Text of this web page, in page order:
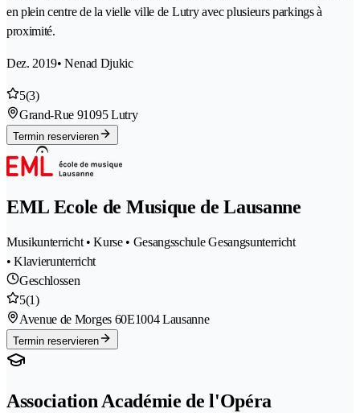
en plein centre de la vielle ville de Lutry avec plusieurs parkings à
proximité.
Dez. 2019• Nenad Djukic
5(3)
Grand-Rue 91095 Lutry
Termin reservieren
EML Ecole de Musique de Lausanne
Musikunterricht • Kurse • Gesangsschule Gesangsunterricht
• Klavierunterricht
Geschlossen
5(1)
Avenue de Morges 60E1004 Lausanne
Termin reservieren
Association Académie de l'Opéra